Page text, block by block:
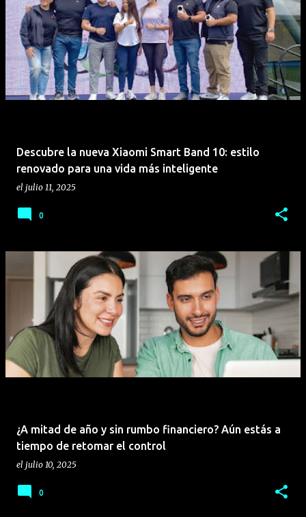
Descubre la nueva Xiaomi Smart Band 10: estilo
renovado para una vida más inteligente
el julio 11, 2025
0
¿A mitad de año y sin rumbo financiero? Aún estás a
tiempo de retomar el control
el julio 10, 2025
0